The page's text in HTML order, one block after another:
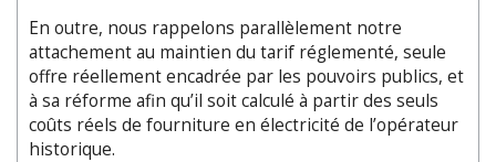
En outre, nous rappelons parallèlement notre
attachement au maintien du tarif réglementé, seule
offre réellement encadrée par les pouvoirs publics, et
à sa réforme afin qu’il soit calculé à partir des seuls
coûts réels de fourniture en électricité de l’opérateur
historique.